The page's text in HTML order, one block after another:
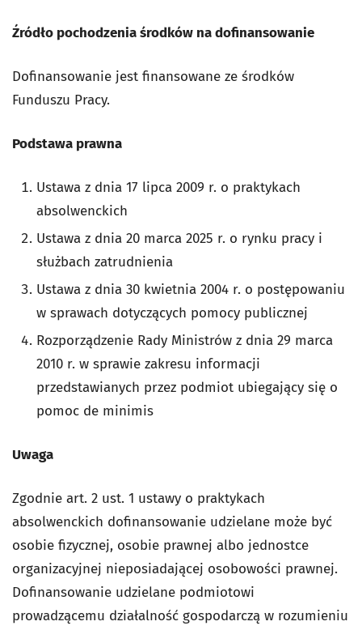
Źródło pochodzenia środków na dofinansowanie
Dofinansowanie jest finansowane ze środków
Funduszu Pracy.
Podstawa prawna
Ustawa z dnia 17 lipca 2009 r. o praktykach
absolwenckich
Ustawa z dnia 20 marca 2025 r. o rynku pracy i
służbach zatrudnienia
Ustawa z dnia 30 kwietnia 2004 r. o postępowaniu
w sprawach dotyczących pomocy publicznej
Rozporządzenie Rady Ministrów z dnia 29 marca
2010 r. w sprawie zakresu informacji
przedstawianych przez podmiot ubiegający się o
pomoc de minimis
Uwaga
Zgodnie art. 2 ust. 1 ustawy o praktykach
absolwenckich dofinansowanie udzielane może być
osobie fizycznej, osobie prawnej albo jednostce
organizacyjnej nieposiadającej osobowości prawnej.
Dofinansowanie udzielane podmiotowi
prowadzącemu działalność gospodarczą w rozumieniu